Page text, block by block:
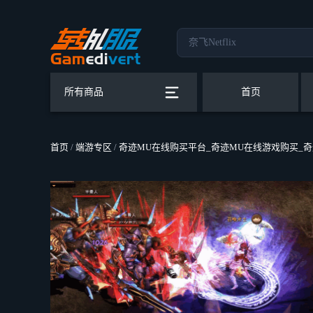
所有商品 首页
首页 / 端游专区 / 奇迹MU在线购买平台_奇迹MU在线游戏购买_